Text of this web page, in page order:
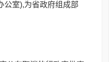
公室),为省政府组成部